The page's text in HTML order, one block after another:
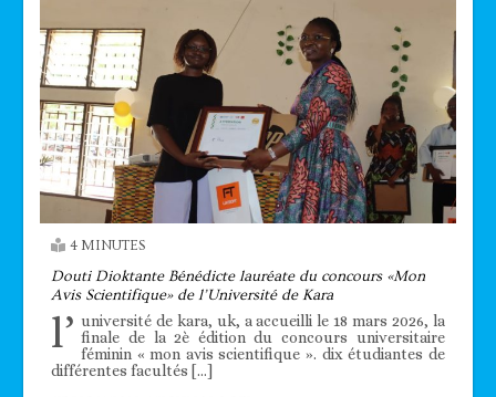
4 MINUTES
Douti Dioktante Bénédicte lauréate du concours «Mon
Avis Scientifique» de l’Université de Kara
l’ université de kara, uk, a accueilli le 18 mars 2026, la
finale de la 2è édition du concours universitaire
féminin « mon avis scientifique ». dix étudiantes de
différentes facultés […]